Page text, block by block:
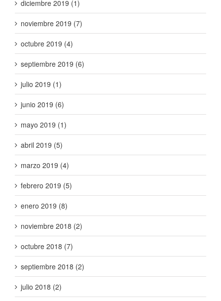
diciembre 2019 (1)
noviembre 2019 (7)
octubre 2019 (4)
septiembre 2019 (6)
julio 2019 (1)
junio 2019 (6)
mayo 2019 (1)
abril 2019 (5)
marzo 2019 (4)
febrero 2019 (5)
enero 2019 (8)
noviembre 2018 (2)
octubre 2018 (7)
septiembre 2018 (2)
julio 2018 (2)